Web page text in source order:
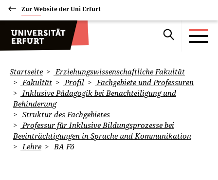
Zur Website der Uni Erfurt
Startseite
Erziehungswissenschaftliche Fakultät
Fakultät
Profil
Fachgebiete und Professuren
Inklusive Pädagogik bei Benachteiligung und
Behinderung
Struktur des Fachgebietes
Professur für Inklusive Bildungsprozesse bei
Beeinträchtigungen in Sprache und Kommunikation
Lehre
BA Fö